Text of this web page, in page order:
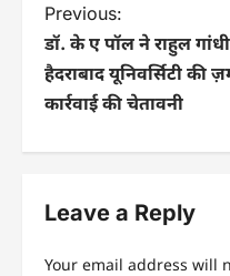
P
o
s
a
v
Previous:
डॉ. के ए पॉल ने राहुल
हैदराबाद यूनिवर्सिटी की
कार्रवाई की चेतावनी
Leave a Reply
Your email address will